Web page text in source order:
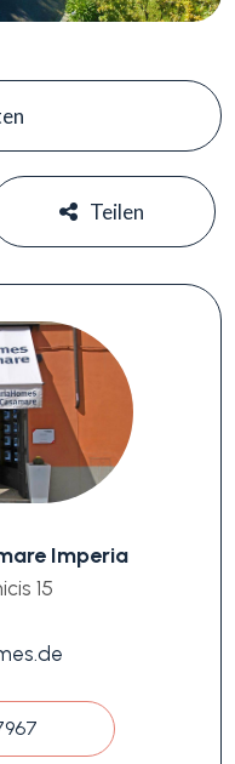
Teilen
Imperia
15